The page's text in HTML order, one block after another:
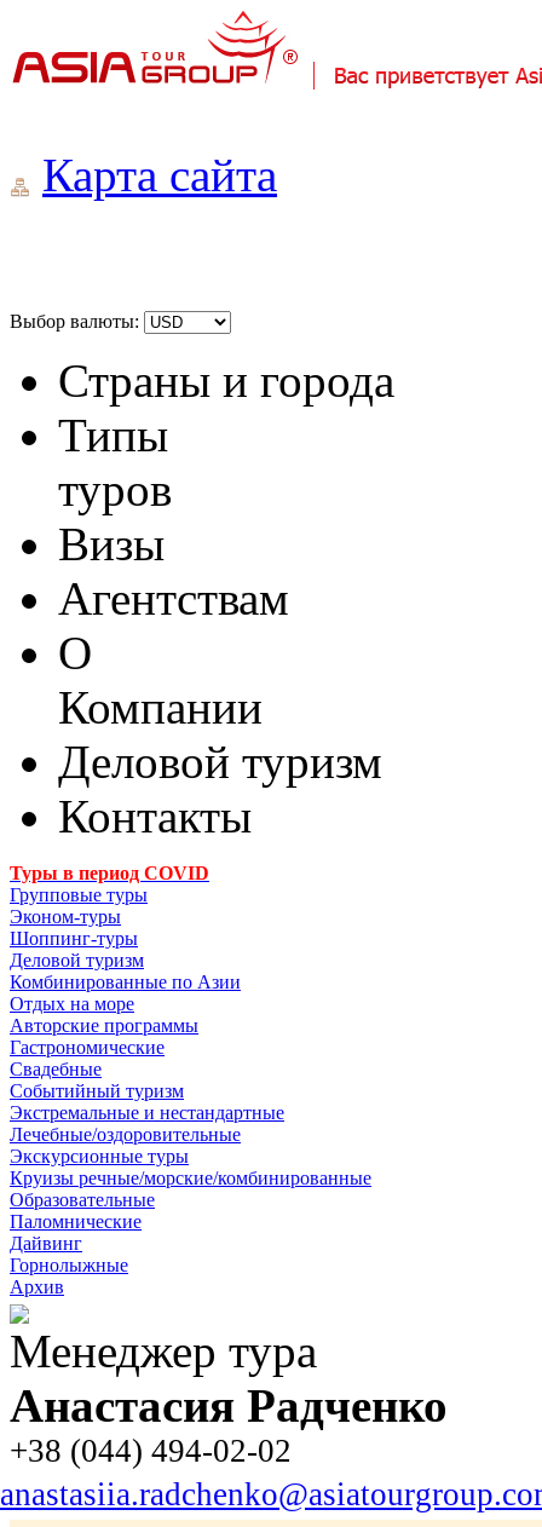
Карта сайта
Выбор валюты:
Страны и города
Типы
туров
Визы
Агентствам
О
Компании
Деловой туризм
Контакты
Туры в период COVID
Групповые туры
Эконом-туры
Шоппинг-туры
Деловой туризм
Комбинированные по Азии
Отдых на море
Авторские программы
Гастрономические
Свадебные
Событийный туризм
Экстремальные и нестандартные
Лечебные/оздоровительные
Экскурсионные туры
Круизы речные/морские/комбинированные
Образовательные
Паломнические
Дайвинг
Горнолыжные
Архив
Менеджер тура
Анастасия Радченко
+38 (044) 494-02-02